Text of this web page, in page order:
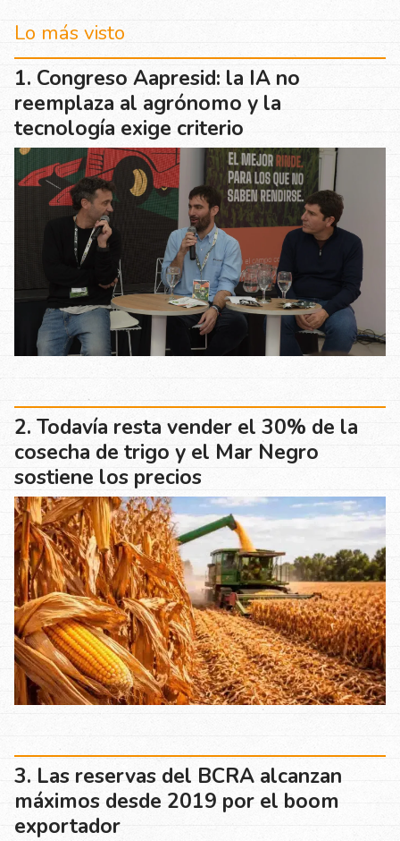
Lo más visto
Congreso Aapresid: la IA no
reemplaza al agrónomo y la
tecnología exige criterio
Todavía resta vender el 30% de la
cosecha de trigo y el Mar Negro
sostiene los precios
Las reservas del BCRA alcanzan
máximos desde 2019 por el boom
exportador